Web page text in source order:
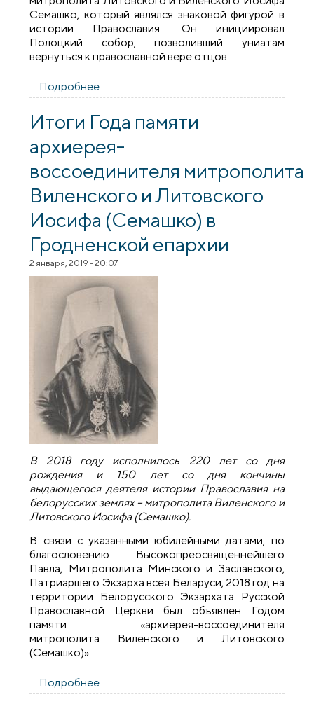
Семашко, который являлся знаковой фигурой в
истории Православия. Он инициировал
Полоцкий собор, позволивший униатам
вернуться к православной вере отцов.
Подробнее
прошла беседа, посвященная жизни и
деятельности митрополита Иосифа
(Семашко)
Итоги Года памяти
архиерея-
воссоединителя митрополита
Виленского и Литовского
Иосифа (Семашко) в
Гродненской епархии
2 января, 2019 - 20:07
В 2018 году исполнилось 220 лет со дня
рождения и 150 лет со дня кончины
выдающегося деятеля истории Православия на
белорусских землях – митрополита Виленского и
Литовского Иосифа (Семашко).
В связи с указанными юбилейными датами, по
благословению Высокопреосвященнейшего
Павла, Митрополита Минского и Заславского,
Патриаршего Экзарха всея Беларуси, 2018 год на
территории Белорусского Экзархата Русской
Православной Церкви был объявлен Годом
памяти «архиерея-воссоединителя
митрополита Виленского и Литовского
(Семашко)».
Подробнее
воссоединителя митрополита